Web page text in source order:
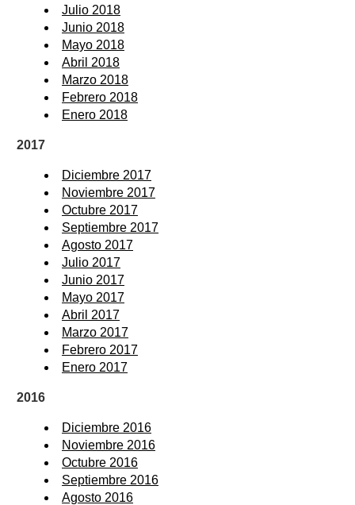
Julio 2018
Junio 2018
Mayo 2018
Abril 2018
Marzo 2018
Febrero 2018
Enero 2018
2017
Diciembre 2017
Noviembre 2017
Octubre 2017
Septiembre 2017
Agosto 2017
Julio 2017
Junio 2017
Mayo 2017
Abril 2017
Marzo 2017
Febrero 2017
Enero 2017
2016
Diciembre 2016
Noviembre 2016
Octubre 2016
Septiembre 2016
Agosto 2016